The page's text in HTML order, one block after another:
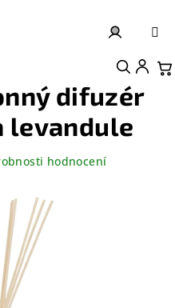
Přihlášení
difuzér
levandule
hodnocení